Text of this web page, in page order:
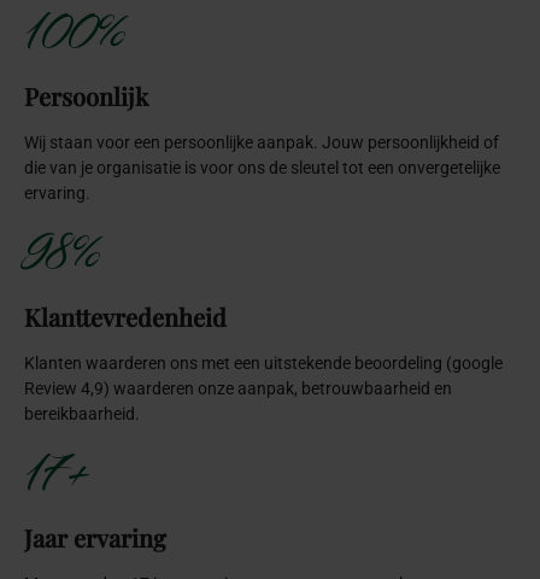
100%
Persoonlijk
Wij staan voor een persoonlijke aanpak. Jouw persoonlijkheid of
die van je organisatie is voor ons de sleutel tot een onvergetelijke
ervaring.
98%
Klanttevredenheid
Klanten waarderen ons met een uitstekende beoordeling (google
Review 4,9) waarderen onze aanpak, betrouwbaarheid en
bereikbaarheid.
17+
Jaar ervaring